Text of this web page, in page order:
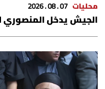
محليات 07 . 08 . 2026
الجيش يدخل المنصوري